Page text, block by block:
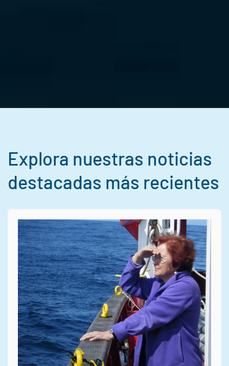
Explora nuestras noticias
destacadas más recientes